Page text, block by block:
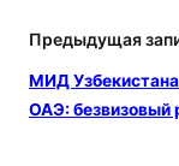
a
m
Предыдущая
МИД Узбекистана
ОАЭ: безвизовый